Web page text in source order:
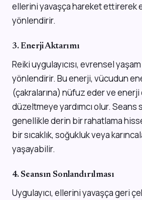
ellerini yavaşça hareket ettirerek
yönlendirir.
3. Enerji Aktarımı
Reiki uygulayıcısı, evrensel
yönlendirir. Bu enerji, vücudun
(çakralarına) nüfuz eder ve
düzeltmeye yardımcı olur. Seans
genellikle derin bir rahatlama
bir sıcaklık, soğukluk veya
yaşayabilir.
4. Seansın Sonlandırılması
Uygulayıcı, ellerini yavaşça geri